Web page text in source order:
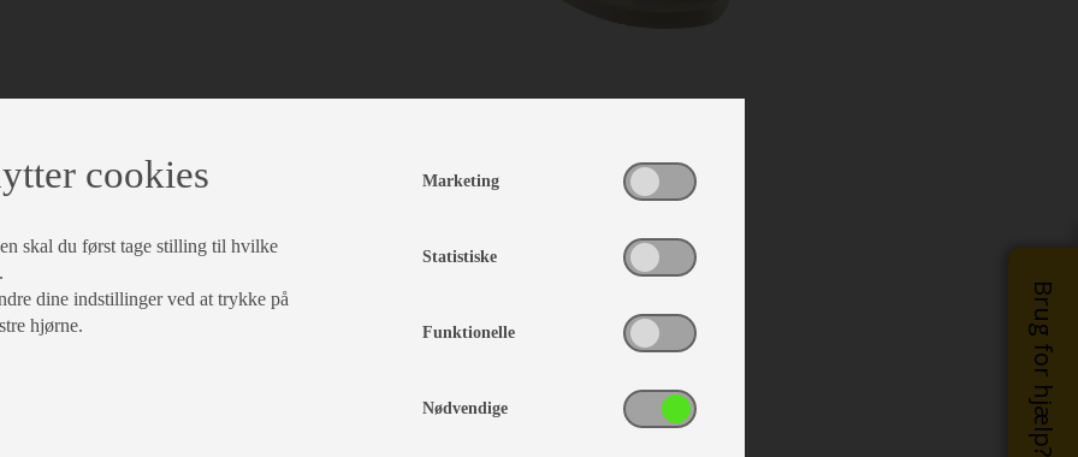
Brug for hjælp?
m. fl.
læg i kurv
cookies
skal du først tage stilling til hvilke
dine indstillinger ved at trykke på
hjørne.
Marketing
Statistiske
Funktionelle
Nødvendige